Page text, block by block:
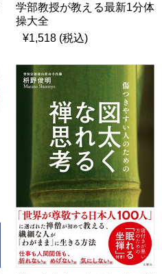
学部教授が教える最新1分体
操大全
¥1,518 (税込)